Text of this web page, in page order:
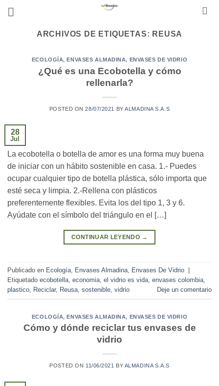
ARCHIVOS DE ETIQUETAS: REUSA
ECOLOGÍA,ENVASES ALMADINA, ENVASES DE VIDRIO
¿Qué es una Ecobotella y cómo
rellenarla?
POSTED ON28/07/2021 BYALMADINA S.A.S
28
Jul
La ecobotella o botella de amor es una forma muy buena
de iniciar con un hábito sostenible en casa. 1.- Puedes
ocupar cualquier tipo de botella plástica, sólo importa que
esté seca y limpia. 2.-Rellena con plásticos
preferentemente flexibles. Evita los del tipo 1, 3 y 6.
Ayúdate con el símbolo del triángulo en el […]
CONTINUAR LEYENDO →
Publicado en Ecología Envases Almadina Envases De Vidrio
Etiquetado ecobotella economia el vidrio es vida envases colombia
plastico
Reciclar, Reusa sostenible vidrio Deje un comentario
ECOLOGÍA,ENVASES ALMADINA, ENVASES DE VIDRIO
Cómo y dónde reciclar tus envases de
vidrio
POSTED ON 11/06/2021 BY ALMADINA S.A.S